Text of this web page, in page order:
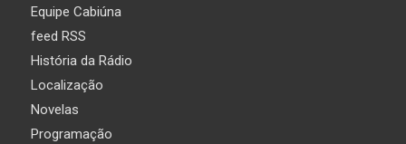
Equipe Cabiúna
feed RSS
História da Rádio
Localização
Novelas
Programação